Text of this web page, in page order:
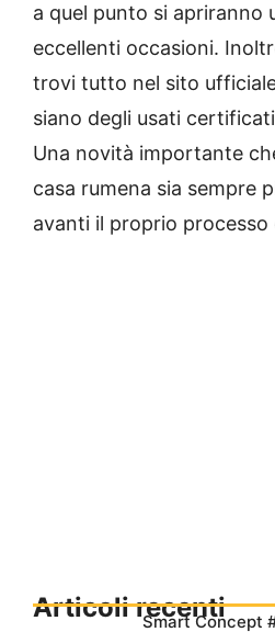
a quel punto si apriranno
eccellenti occasioni.
trovi tutto nel sito
siano degli usati
Una novità importante
casa rumena sia sempre
avanti il proprio processo
Articoli recenti
Smart Concept